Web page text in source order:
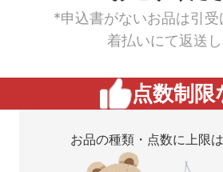
*申込書がないお品は引受
着払いにて返送
点数制限
お品の種類・点数に上限